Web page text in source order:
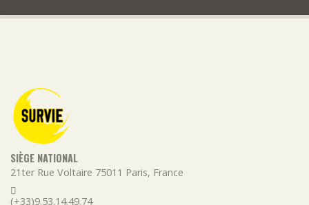
SIÈGE NATIONAL
21ter Rue Voltaire 75011 Paris, France
(+33)9.53.14.49.74